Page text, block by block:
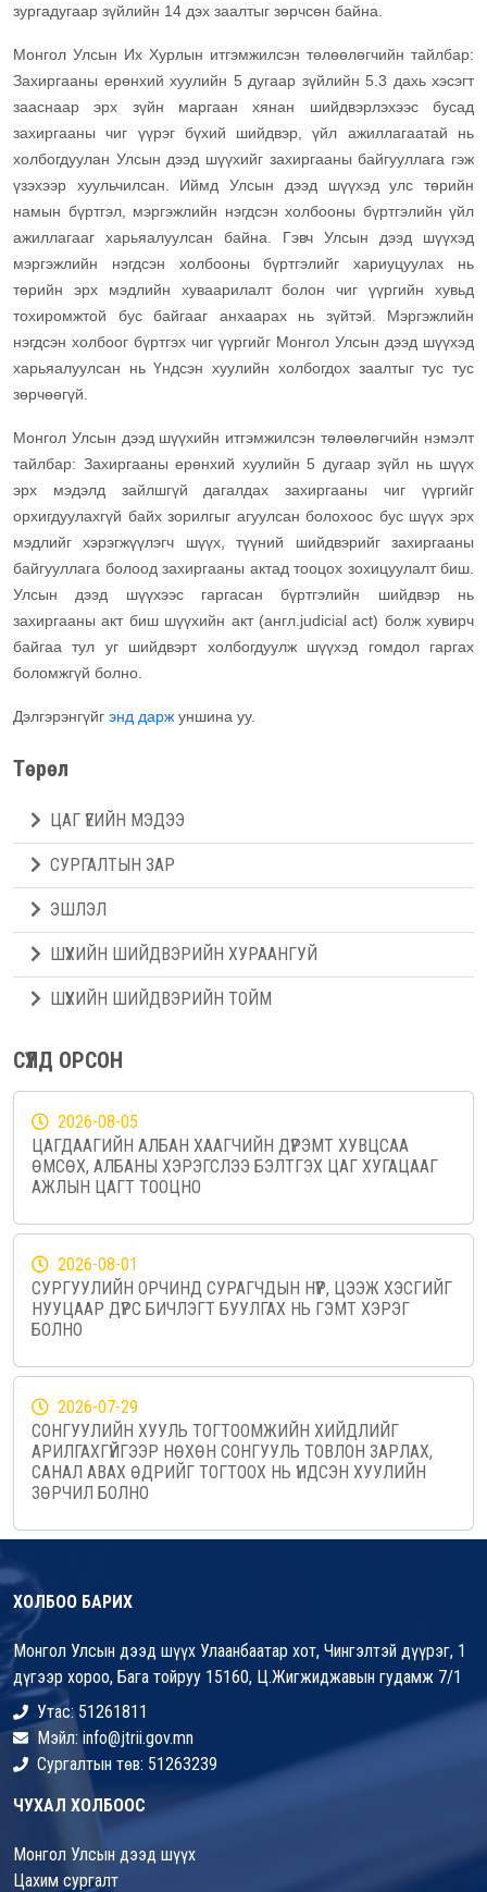
зургадугаар зүйлийн 14 дэх заалтыг зөрчсөн байна.
Монгол Улсын Их Хурлын итгэмжилсэн төлөөлөгчийн тайлбар:
Захиргааны ерөнхий хуулийн 5 дугаар зүйлийн 5.3 дахь хэсэгт
зааснаар эрх зүйн маргаан хянан шийдвэрлэхээс бусад
захиргааны чиг үүрэг бүхий шийдвэр, үйл ажиллагаатай нь
холбогдуулан Улсын дээд шүүхийг захиргааны байгууллага гэж
үзэхээр хуульчилсан. Иймд Улсын дээд шүүхэд улс төрийн
намын бүртгэл, мэргэжлийн нэгдсэн холбооны бүртгэлийн үйл
ажиллагааг харьяалуулсан байна. Гэвч Улсын дээд шүүхэд
мэргэжлийн нэгдсэн холбооны бүртгэлийг хариуцуулах нь
төрийн эрх мэдлийн хуваарилалт болон чиг үүргийн хувьд
тохиромжтой бус байгааг анхаарах нь зүйтэй. Мэргэжлийн
нэгдсэн холбоог бүртгэх чиг үүргийг Монгол Улсын дээд шүүхэд
харьяалуулсан нь Үндсэн хуулийн холбогдох заалтыг тус тус
зөрчөөгүй.
Монгол Улсын дээд шүүхийн итгэмжилсэн төлөөлөгчийн нэмэлт
тайлбар: Захиргааны ерөнхий хуулийн 5 дугаар зүйл нь шүүх
эрх мэдэлд зайлшгүй дагалдах захиргааны чиг үүргийг
орхигдуулахгүй байх зорилгыг агуулсан болохоос бус шүүх эрх
мэдлийг хэрэгжүүлэгч шүүх, түүний шийдвэрийг захиргааны
байгууллага болоод захиргааны актад тооцох зохицуулалт биш.
Улсын дээд шүүхээс гаргасан бүртгэлийн шийдвэр нь
захиргааны акт биш шүүхийн акт (англ.judicial act) болж хувирч
байгаа тул уг шийдвэрт холбогдуулж шүүхэд гомдол гаргах
боломжгүй болно.
Дэлгэрэнгүйг энд дарж уншина уу.
Төрөл
ЦАГ ҮЕИЙН МЭДЭЭ
СУРГАЛТЫН ЗАР
ЭШЛЭЛ
ШҮҮХИЙН ШИЙДВЭРИЙН ХУРААНГУЙ
ШҮҮХИЙН ШИЙДВЭРИЙН ТОЙМ
СҮҮЛД ОРСОН
2026-08-05
ЦАГДААГИЙН АЛБАН ХААГЧИЙН ДҮРЭМТ ХУВЦСАА
ӨМСӨХ, АЛБАНЫ ХЭРЭГСЛЭЭ БЭЛТГЭХ ЦАГ ХУГАЦААГ
АЖЛЫН ЦАГТ ТООЦНО
2026-08-01
СУРГУУЛИЙН ОРЧИНД СУРАГЧДЫН НҮҮР, ЦЭЭЖ ХЭСГИЙГ
НУУЦААР ДҮРС БИЧЛЭГТ БУУЛГАХ НЬ ГЭМТ ХЭРЭГ
БОЛНО
2026-07-29
СОНГУУЛИЙН ХУУЛЬ ТОГТООМЖИЙН ХИЙДЛИЙГ
АРИЛГАХГҮЙГЭЭР НӨХӨН СОНГУУЛЬ ТОВЛОН ЗАРЛАХ,
САНАЛ АВАХ ӨДРИЙГ ТОГТООХ НЬ ҮНДСЭН ХУУЛИЙН
ЗӨРЧИЛ БОЛНО
ХОЛБОО БАРИХ
Монгол Улсын дээд шүүх Улаанбаатар хот, Чингэлтэй дүүрэг, 1
дүгээр хороо, Бага тойруу 15160, Ц.Жигжиджавын гудамж 7/1
Утас: 51261811
Мэйл: info@jtrii.gov.mn
Сургалтын төв: 51263239
ЧУХАЛ ХОЛБООС
Монгол Улсын дээд шүүх
Цахим сургалт